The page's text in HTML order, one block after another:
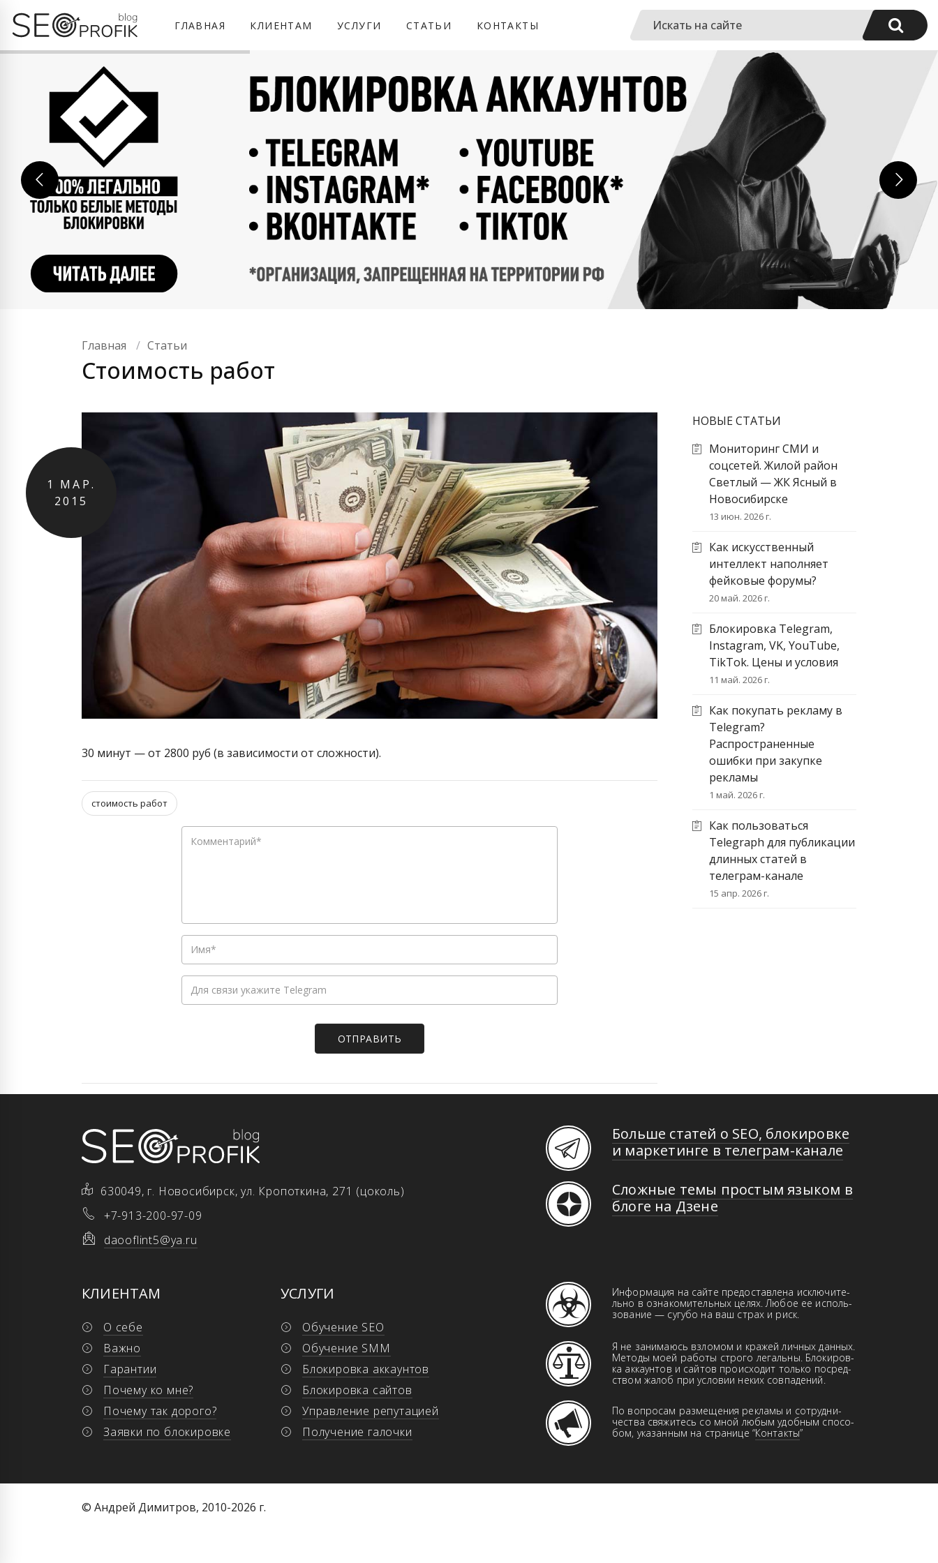
ГЛАВНАЯ КЛИЕНТАМ УСЛУГИ СТАТЬИ КОНТАКТЫ
Главная Статьи
Стоимость работ
1
МАР.
2015
30 минут — от 2800 руб (в зависимости от сложности).
стоимость работ
НОВЫЕ СТАТЬИ
Мониторинг СМИ и
соцсетей. Жилой район
Светлый — ЖК Ясный в
Новосибирске
13 июн. 2026 г.
Как искусственный
интеллект наполняет
фейковые форумы?
20 май. 2026 г.
Блокировка Telegram,
Instagram, VK, YouTube,
TikTok. Цены и условия
11 май. 2026 г.
Как покупать рекламу в
Telegram?
Распространенные
ошибки при закупке
рекламы
1 май. 2026 г.
Как пользоваться
Telegraph для публикации
длинных статей в
телеграм-канале
15 апр. 2026 г.
630049, г. Новосибирск, ул. Кропоткина, 271 (цоколь)
+7-913-200-97-09
daooflint5@ya.ru
КЛИЕНТАМ
О себе
Важно
Гарантии
Почему ко мне?
Почему так дорого?
Заявки по блокировке
УСЛУГИ
Обучение SEO
Обучение SMM
Блокировка аккаунтов
Блокировка сайтов
Управление репутацией
Получение галочки
Больше статей о SEO, бло­ки­ров­ке
и мар­ке­тин­ге в те­ле­грам-ка­на­ле
Сложные темы простым языком в
блоге на Дзене
Информация на сайте предоставлена иск­­лю­­чи­­те­
ль­но в оз­на­ко­ми­тель­ных це­лях. Лю­бое ее ис­поль­
зо­ва­ние — сугубо на ваш страх и риск.
Я не занимаюсь взломом и кражей лич­ных данн­ых.
Ме­то­ды моей работы строго ле­галь­ны. Бло­ки­ров­
ка аккаунтов и сай­тов про­ис­хо­дит только пос­ред­
ством жа­лоб при ус­ло­вии неких совпадений.
По вопросам размещения рекламы и сот­руд­ни­
чест­ва свя­жи­тесь со мной любым удоб­ным спо­со­
бом, указанным на странице “Контакты”
© Андрей Димитров, 2010-2026 г.